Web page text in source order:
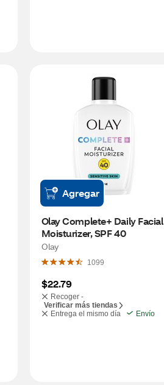
Agregar
Olay Complete+ Daily Facial
Moisturizer, SPF 40
Olay
1099
$22.79
Recoger -
Verificar más tiendas
Entrega el mismo día
Envío